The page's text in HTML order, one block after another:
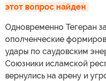
этот вопрос найден
Одновременно Тегеран
ополченческие
удары по саудовским
Союзники исламской
вернулись на арену и